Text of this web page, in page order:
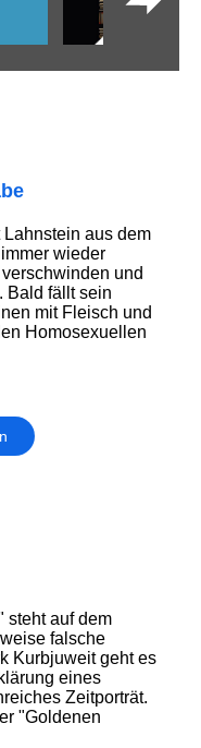
aus dem
wieder
und
Bald fällt sein
mit Fleisch und
Homosexuellen
steht auf dem
falsche
Kurbjuweit geht es
eines
Zeitporträt.
"Goldenen